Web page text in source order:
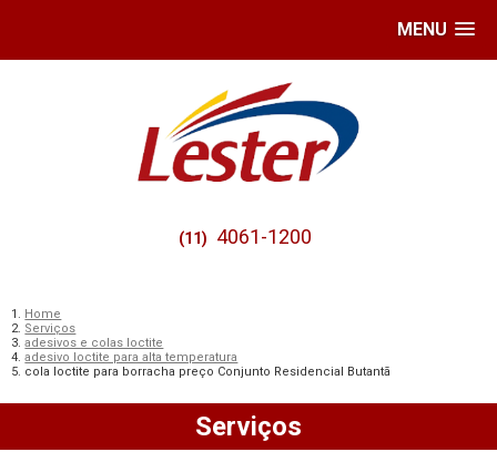
MENU
(11) 4061-1200
Home
Serviços
adesivos e colas loctite
adesivo loctite para alta temperatura
cola loctite para borracha preço Conjunto Residencial Butantã
Serviços